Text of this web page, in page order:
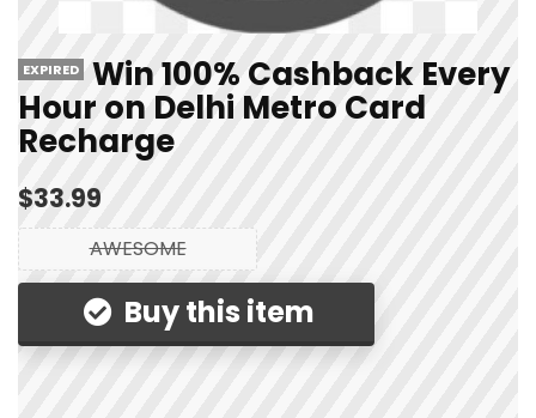
EXPIRED Win 100% Cashback Every
Hour on Delhi Metro Card
Recharge
$33.99
AWESOME
Buy this item